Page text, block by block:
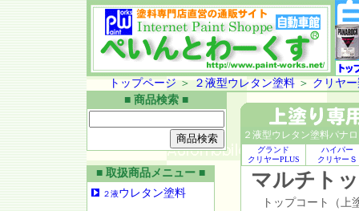
トップページ ＞ ２液型ウレタン塗料＞ クリヤ
■ 商品検索 ■
■ 取扱商品メニュー ■
２液ウレタン塗料
２液型ウレタン塗料パナ
グランド
クリヤーPLUS
ハイパー
クリヤーＳ
マルチト
トップコート（上